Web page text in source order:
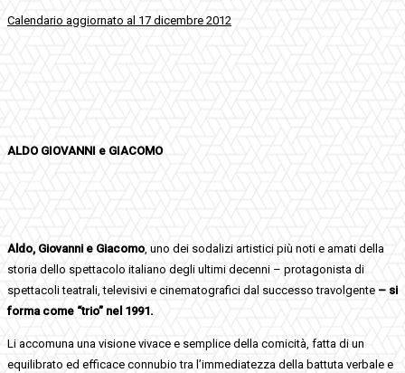
Calendario aggiornato al 17 dicembre 2012
ALDO GIOVANNI e GIACOMO
Aldo, Giovanni e Giacomo, uno dei sodalizi artistici più noti e amati della
storia dello spettacolo italiano degli ultimi decenni – protagonista di
spettacoli teatrali, televisivi e cinematografici dal successo travolgente – si
forma come “trio” nel 1991.
Li accomuna una visione vivace e semplice della comicità, fatta di un
equilibrato ed efficace connubio tra l’immediatezza della battuta verbale e